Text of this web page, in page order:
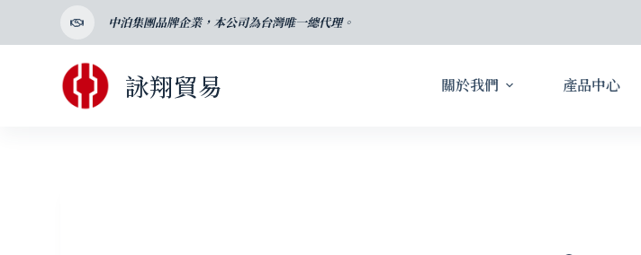
至
中泊集團品牌企業，本公司為台灣唯一總代理。
詠翔貿易 關於我們 產品中心